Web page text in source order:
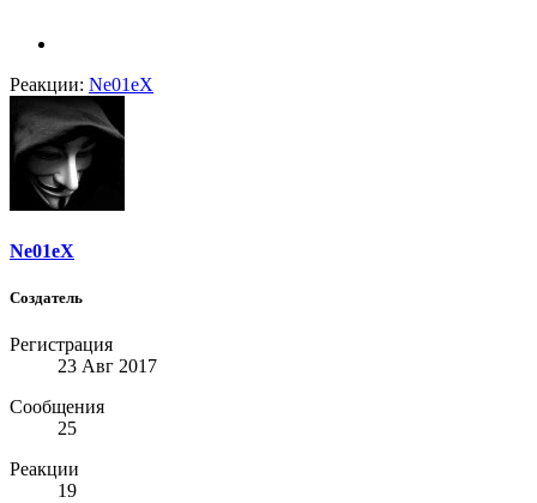
Реакции: Ne01eX
Ne01eX
Создатель
Регистрация
23 Авг 2017
Сообщения
25
Реакции
19